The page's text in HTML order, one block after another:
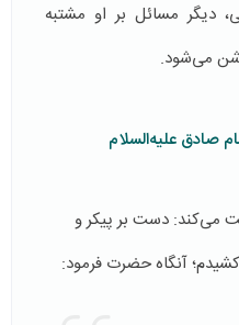
دیگر مسائل بر او مشتبه
می‌شود.
صادق علیه‌السلام
می‌کند: دست بر پیکر و
آنگاه حضرت فرمود: